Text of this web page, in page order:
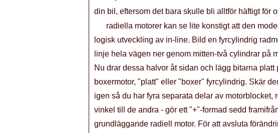
din bil, eftersom det bara skulle bli alltför häftigt för
radiella motorer kan se lite konstigt att den
logisk utveckling av in-line. Bild en fyrcylindrig
linje hela vägen ner genom mitten-två cylindrar på
Nu drar dessa halvor åt sidan och lägg bitarna platt
boxermotor, "platt" eller "boxer" fyrcylindrig. Skär
igen så du har fyra separata delar av motorblocket,
vinkel till de andra - gör ett "+"-formad sedd
grundläggande radiell motor. För att avsluta